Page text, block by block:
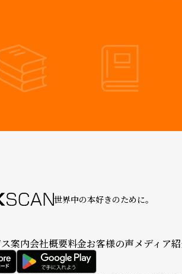
世界中の本好きのために。
案内会社概要料金お客様の声メディア